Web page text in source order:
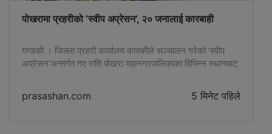
पोखरामा प्रहरीको ‘स्वीप अप्रेसन’, २० जनालाई कारबाही
गण्डकी । जिल्ला प्रहरी कार्यालय कास्कीले सञ्चालन गरेको ‘स्वीप
अप्रेसन’अन्तर्गत गए राति पोखरा महानगरपालिकाका विभिन्न स्थानबाट
बढाएको छ । समाजमा अवैध गतिविधि, गुण्डागर्दी गर्ने र शान्ति सुरक्षामा
खलल पुर्‍याउने विरुद्ध प्रहरीले केही महिना अघिदेखि कास्कीमा ‘स्वीप
prasashan.com 5 मिनेट पहिले